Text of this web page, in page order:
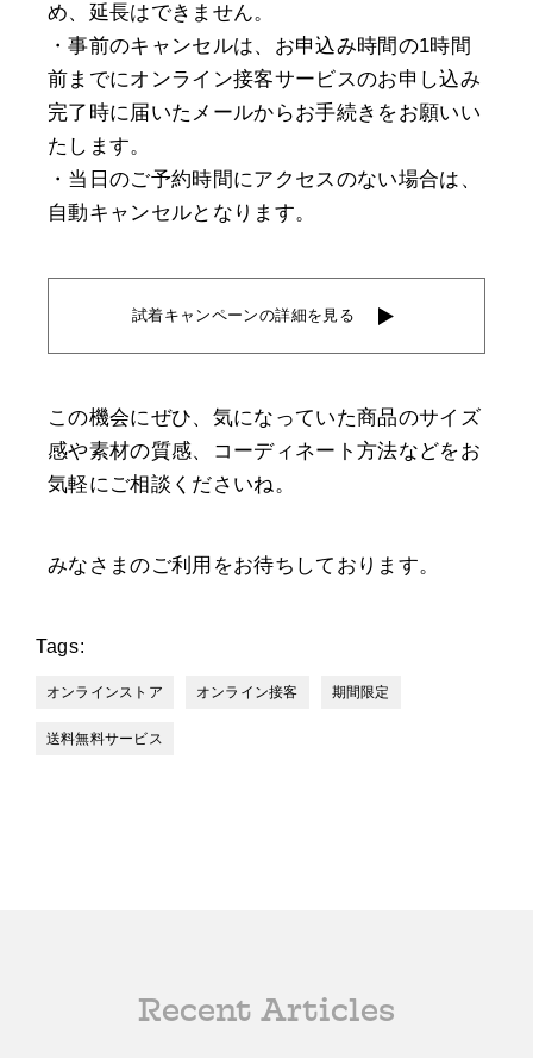
め、延長はできません。
・事前のキャンセルは、お申込み時間の1時間
前までにオンライン接客サービスのお申し込み
完了時に届いたメールからお手続きをお願いい
たします。
・当日のご予約時間にアクセスのない場合は、
自動キャンセルとなります。
試着キャンペーンの詳細を見る
この機会にぜひ、気になっていた商品のサイズ
感や素材の質感、コーディネート方法などをお
気軽にご相談くださいね。
みなさまのご利用をお待ちしております。
Tags:
オンラインストア オンライン接客 期間限定
送料無料サービス
Recent Articles